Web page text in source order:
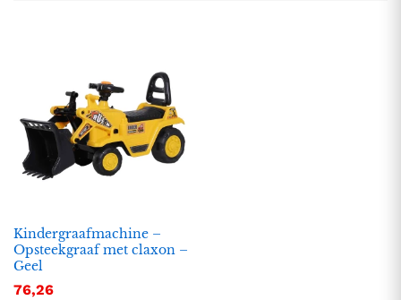
Kindergraafmachine –
Opsteekgraaf met claxon –
Geel
76,26